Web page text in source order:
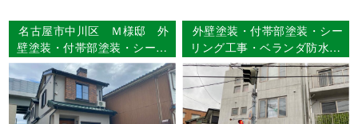
名古屋市中川区 Ｍ様邸 外
壁塗装・付帯部塗装・シーリ
ング工事 【使用塗料】外
壁：超低汚染ﾘﾌｧｲﾝ 1000Si-
IR
外壁塗装・付帯部塗装・シー
リング工事・ベランダ防水工
事 名古屋市天白区 M様邸